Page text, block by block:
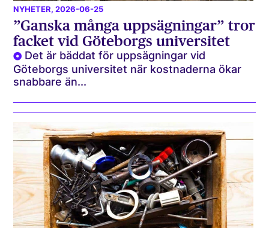
NYHETER, 2026-06-25
”Ganska många uppsägningar” tror
facket vid Göteborgs universitet
Det är bäddat för uppsägningar vid
Göteborgs universitet när kostnaderna ökar
snabbare än...